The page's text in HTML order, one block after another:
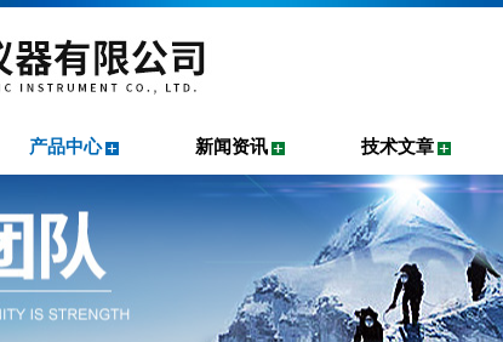
产品中心 新闻资讯 技术文章